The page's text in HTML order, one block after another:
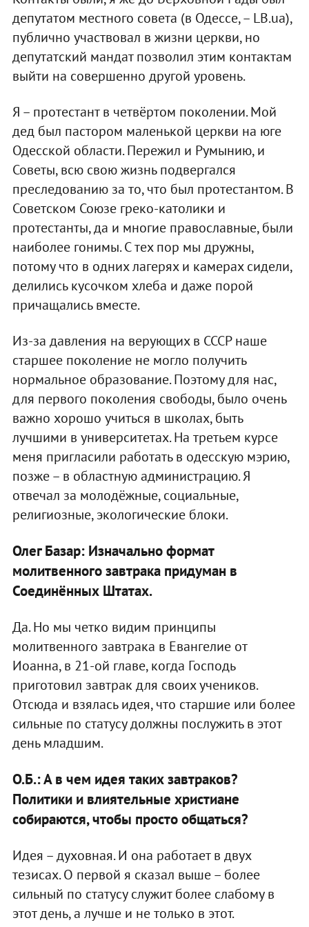
депутатом местного совета (в Одессе, – LB.ua),
публично участвовал в жизни церкви, но
депутатский мандат позволил этим контактам
выйти на совершенно другой уровень.
Я – протестант в четвёртом поколении. Мой
дед был пастором маленькой церкви на юге
Одесской области. Пережил и Румынию, и
Советы, всю свою жизнь подвергался
преследованию за то, что был протестантом. В
Советском Союзе греко-католики и
протестанты, да и многие православные, были
наиболее гонимы. С тех пор мы дружны,
потому что в одних лагерях и камерах сидели,
делились кусочком хлеба и даже порой
причащались вместе.
Из-за давления на верующих в СССР наше
старшее поколение не могло получить
нормальное образование. Поэтому для нас,
для первого поколения свободы, было очень
важно хорошо учиться в школах, быть
лучшими в университетах. На третьем курсе
меня пригласили работать в одесскую мэрию,
позже – в областную администрацию. Я
отвечал за молодёжные, социальные,
религиозные, экологические блоки.
Олег Базар: Изначально формат
молитвенного завтрака придуман в
Соединённых Штатах.
Да. Но мы четко видим принципы
молитвенного завтрака в Евангелие от
Иоанна, в 21-ой главе, когда Господь
приготовил завтрак для своих учеников.
Отсюда и взялась идея, что старшие или более
сильные по статусу должны послужить в этот
день младшим.
О.Б.: А в чем идея таких завтраков?
Политики и влиятельные христиане
собираются, чтобы просто общаться?
Идея – духовная. И она работает в двух
тезисах. О первой я сказал выше – более
сильный по статусу служит более слабому в
этот день, а лучше и не только в этот.